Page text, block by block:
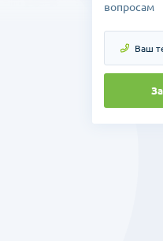
вопросам